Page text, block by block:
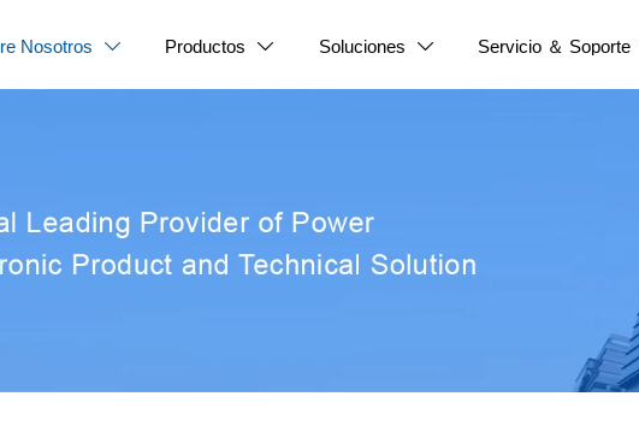
Nosotros  Productos  Soluciones  Servicio ＆ Soporte